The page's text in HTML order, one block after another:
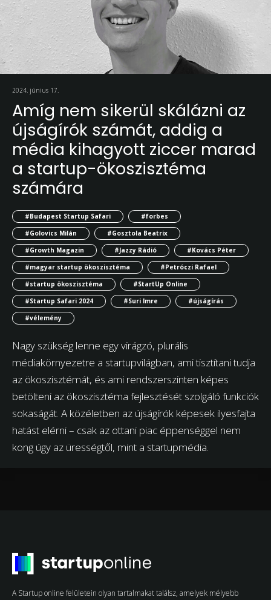
2024. június 17.
Amíg nem sikerül skálázni az
újságírók számát, addig a
média kihagyott ziccer marad
a startup-ökoszisztéma
számára
#Budapest Startup Safari
#forbes
#Golovics Milán
#Gosztola Beatrix
#Growth Magazin
#Jazzy Rádió
#Kovács Péter
#magyar startup ökoszisztéma
#Petróczi Rafael
#startup ökoszisztéma
#StartUp Online
#Startup Safari 2024
#Suri Imre
#újságírás
#vélemény
Nagy szükség lenne egy virágzó, plurális
médiakörnyezetre a startupvilágban, ami tisztítani tudja
az ökoszisztémát, és ami rendszerszinten képes
betölteni az ökoszisztéma fejlesztését szolgáló funkciók
sokaságát. A közéletben az újságírók képesek ilyesfajta
hatást elérni – csak az ottani piac éppenséggel nem
kong úgy az ürességtől, mint a startupmédia.
A Startup online felületein olyan tartalmakat találsz, amelyek mélyebb